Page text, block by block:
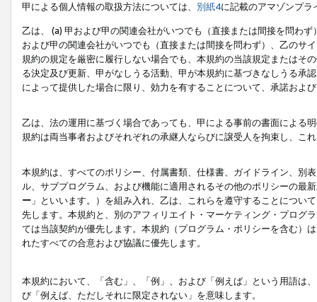
甲による個人情報の取扱方法については、 別紙4に記載のアマゾンプ
乙は、 (a) 甲および甲の関連会社がいつでも（直接または間接を問わ
および甲の関連会社がいつでも（直接または間接を問わず）、乙のサ
規約の規定を厳密に履行しない場合でも、本規約の当該規定またはそ
る決定及び更新、甲がなしうる活動、甲が本規約に基づきなしうる承
によって提供した場合に限り、効力を有することについて、承諾およ
乙は、法の運用に基づく場合であっても、甲による事前の書面による
規約は両当事者およびそれぞれの承継人ならびに譲受人を拘束し、こ
本規約は、すべてのポリシー、付属書類、仕様書、ガイドライン、別
ル、サブプログラム、および機能に適用されるその他のポリシーの最
ー 」といいます。）を組み入れ、乙は、これらを遵守することにつ
先します。本規約と、別のアフィリエイト・マーケティング・プログ
ては当該契約が優先します。本規約（プログラム・ポリシーを含む）
れたすべての合意および協議に優先します。
本規約において、「含む」、「例」、および「例えば」という用語は
び「例えば、ただしそれに限定されない」を意味します。